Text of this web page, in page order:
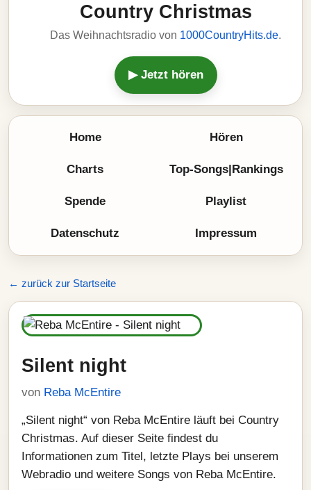
Country Christmas
Das Weihnachtsradio von 1000CountryHits.de.
▶ Jetzt hören
Home Hören
Charts Top-Songs|Rankings
Spende Playlist
Datenschutz Impressum
← zurück zur Startseite
Silent night
von Reba McEntire
„Silent night“ von Reba McEntire läuft bei Country
Christmas. Auf dieser Seite findest du
Informationen zum Titel, letzte Plays bei unserem
Webradio und weitere Songs von Reba McEntire.